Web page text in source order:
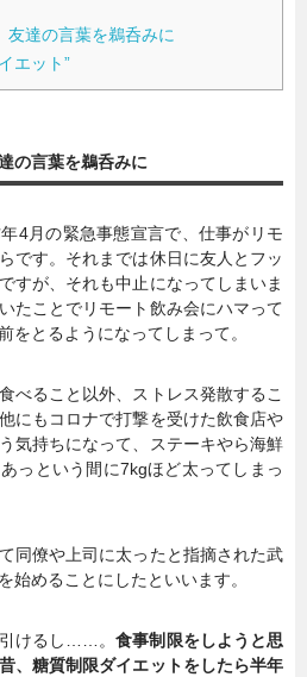
友達の言葉を鵜呑みに
エット”
の言葉を鵜呑みに
4月の緊急事態宣言で、仕事がリモ
です。それまでは休日に友人とフッ
すが、それも中止になってしまいま
たことでリモート飲み会にハマって
をとるようになってしまって。
べること以外、ストレス発散するこ
にもコロナで打撃を受けた飲食店や
気持ちになって、ステーキやら海鮮
っという間に7kgほど太ってしまっ
同僚や上司に太ったと指摘された武
始めることにしたといいます。
引けるし……。食事制限をしようと思
、糖質制限ダイエットをしたら半年